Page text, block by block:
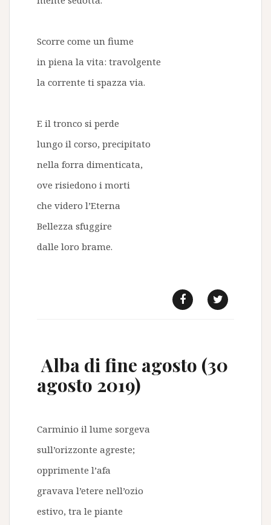
Scorre come un fiume
in piena la vita: travolgente
la corrente ti spazza via.
E il tronco si perde
lungo il corso, precipitato
nella forra dimenticata,
ove risiedono i morti
che videro l’Eterna
Bellezza sfuggire
dalle loro brame.
Alba di fine agosto (30
agosto 2019)
Carminio il lume sorgeva
sull’orizzonte agreste;
opprimente l’afa
gravava l’etere nell’ozio
estivo, tra le piante